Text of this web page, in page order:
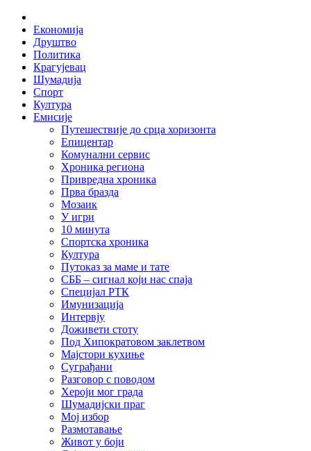
Skip
content
Економија
Друштво
Политика
Крагујевац
Шумадија
Спорт
Култура
Емисије
Путешествије до срца хоризонта
Епицентар
Комунални сервис
Хроника региона
Привредна хроника
Прва бразда
Мозаик
У игри
10 минута
Спортска хроника
Култура
Путоказ за маме и тате
СББ – сигнал који нас спаја
Специјал РТК
Имунизација
Интервју
Доживети стоту
Под Хипократовом заклетвом
Мајстори кухиње
Суграђани
Разговор с поводом
Хероји мог града
Шумадијски праг
Мој избор
Размотавање
Живот у боји